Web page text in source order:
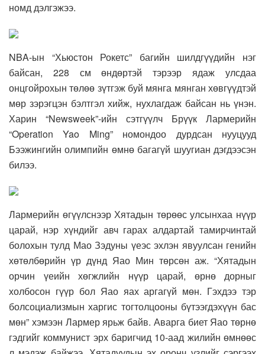
номд дэлгэжээ.
NBA-ын “Хьюстон Рокетс” багийн шилдгүүдийн нэг
байсан, 228 см өндөртэй тэрээр ядаж улсдаа
онцгойрохын төлөө зүтгэж буй мянга мянган хөвгүүдтэй
мөр зэрэгцэн бэлтгэл хийж, нухлагдаж байсан нь үнэн.
Харин “Newsweek”-ийн сэтгүүлч Брүүк Лармерийн
“Operation Yao Ming” номондоо дурдсан нууцууд
Бээжингийн олимпийн өмнө багагүй шуугиан дэгдээсэн
билээ.
Лармерийн өгүүлснээр Хятадын төрөөс улсынхаа нүүр
царай, нэр хүндийг авч гарах алдартай тамирчинтай
болохын тулд Мао Зэдуны үеэс эхлэн явуулсан генийн
хөтөлбөрийн үр дүнд Яао Мин төрсөн аж. “Хятадын
орчин үеийн хөгжлийн нүүр царай, өрнө дорныг
холбосон гүүр бол Яао яах аргагүй мөн. Гэхдээ тэр
болсоциализмын харгис тогтолцооны бүтээгдэхүүн бас
мөн” хэмээн Лармер ярьж байв. Аварга биет Яао төрнө
гэдгийг коммунист эрх баригчид 10-аад жилийн өмнөөс